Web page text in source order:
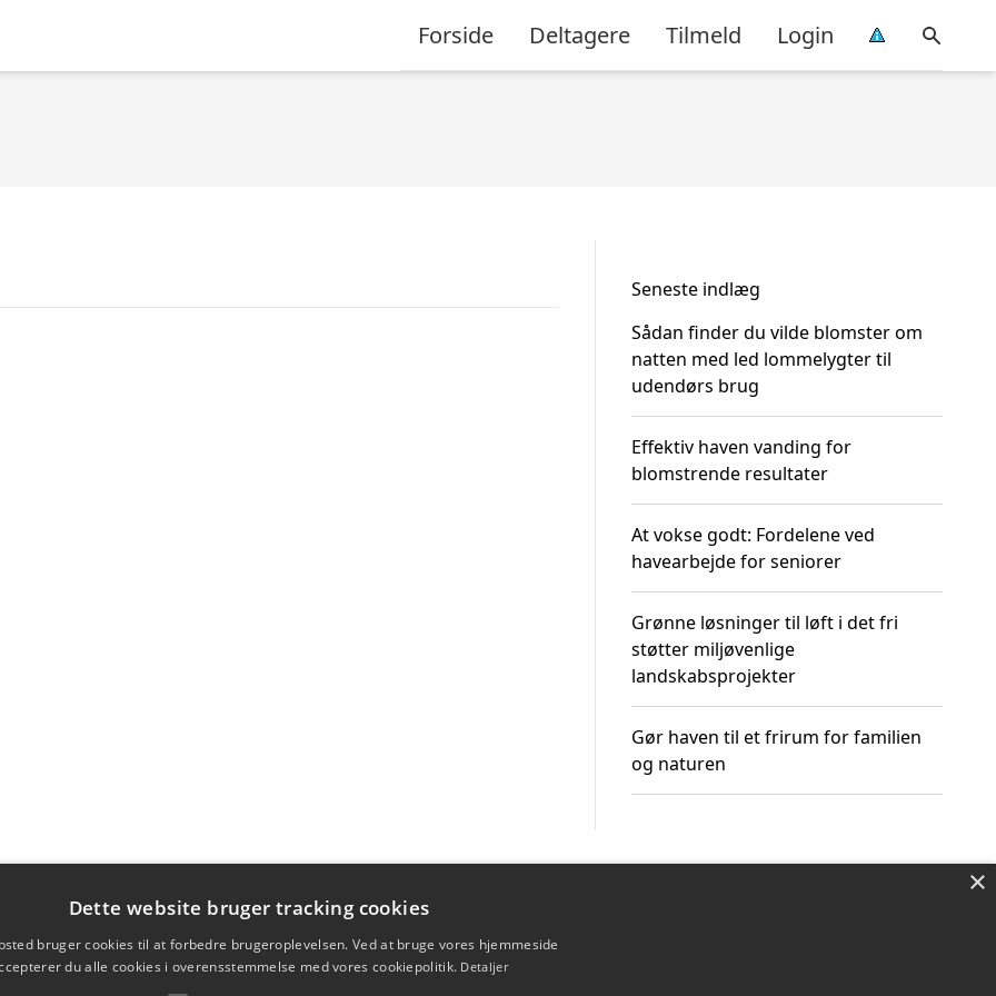
Forside Deltagere Tilmeld Login
Seneste indlæg
Sådan finder du vilde blomster om
natten med led lommelygter til
udendørs brug
Effektiv haven vanding for
blomstrende resultater
At vokse godt: Fordelene ved
havearbejde for seniorer
Grønne løsninger til løft i det fri
støtter miljøvenlige
landskabsprojekter
Gør haven til et frirum for familien
og naturen
×
Dette website bruger tracking cookies
bruger cookies til at forbedre brugeroplevelsen. Ved at bruge vores hjemmeside
du alle cookies i overensstemmelse med vores cookiepolitik. Detaljer